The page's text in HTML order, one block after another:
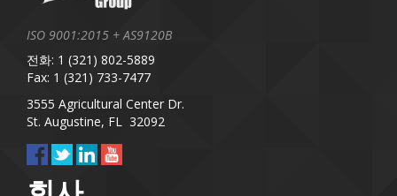
ISO 9001:2015 + AS9120B
전화: 1 (321) 802-5889
Fax: 1 (321) 733-7477
3555 Agricultural Center Dr.
St. Augustine, FL 32092